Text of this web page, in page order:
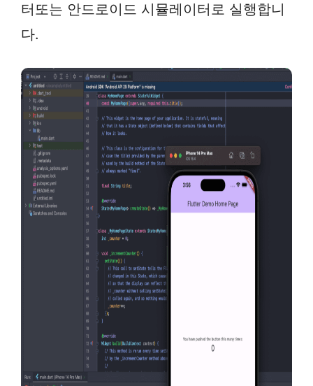
터또는 안드로이드 시뮬레이터로 실행합니
다.